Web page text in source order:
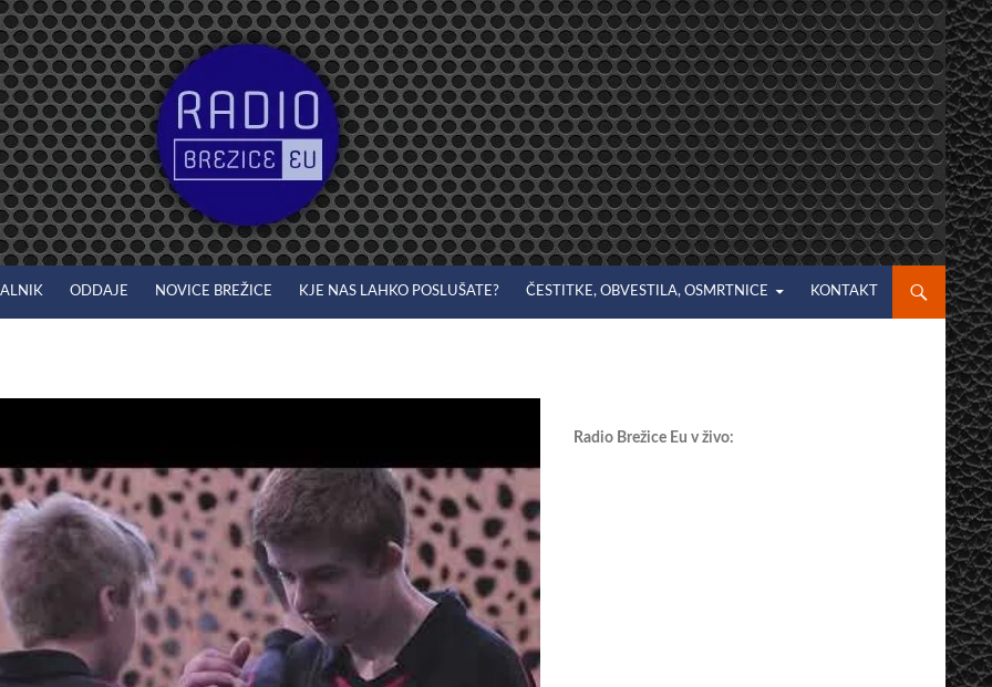
ODDAJE NOVICE BREŽICE KJE NAS LAHKO POSLUŠATE? ČESTITKE, OBVESTILA, OSMRTNICE KONTAKT
Radio Brežice Eu v živo: